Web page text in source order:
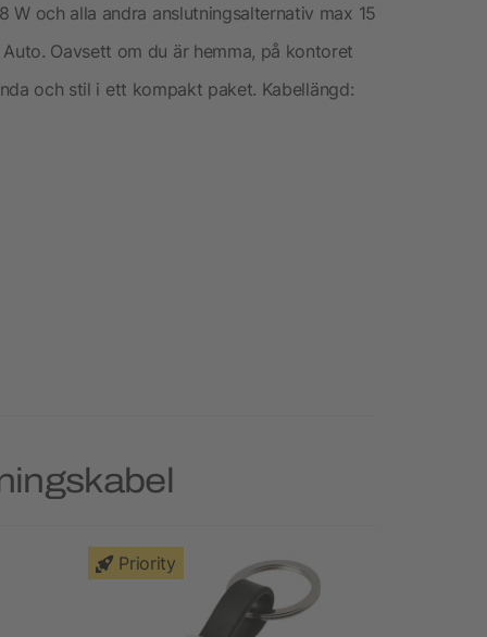
W och alla andra anslutningsalternativ max 15
Oavsett om du är hemma, på kontoret
och stil i ett kompakt paket. Kabellängd:
Priority